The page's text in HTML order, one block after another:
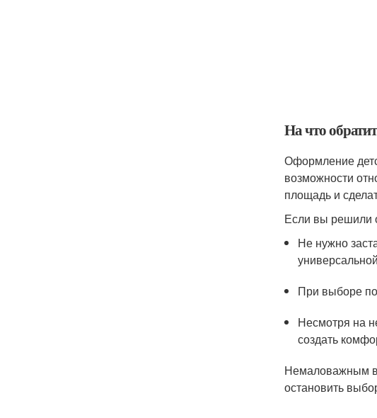
На что
Оформление
возможности
площадь и
Если вы решили
Не нужно
При выборе
Несмотря на
создать
Немаловажным
остановить